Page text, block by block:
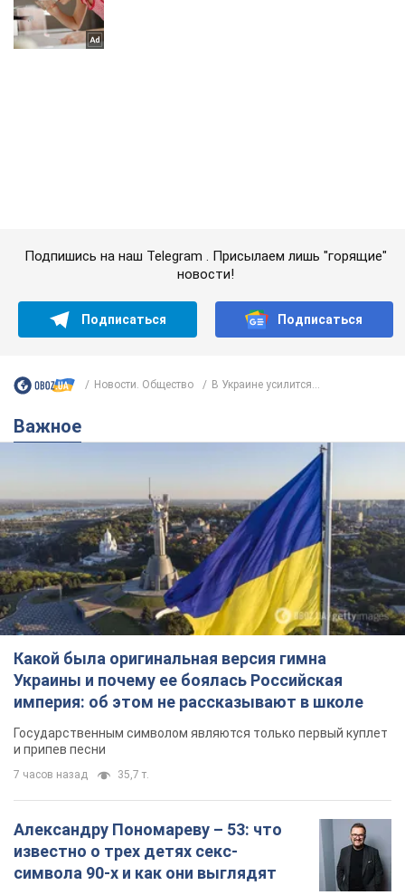
Важное
Какой была оригинальная версия гимна
Украины и почему ее боялась Российская
империя: об этом не рассказывают в школе
Государственным символом являются только первый куплет
и припев песни
7 часов назад 35,7 т.
Александру Пономареву – 53: что
известно о трех детях секс-
символа 90-х и как они выглядят
забывал о личном счастье
В ПриватБанке рассказали,
действительны ли доллары 1996
года: принимают ли обменники и
банки такие купюры